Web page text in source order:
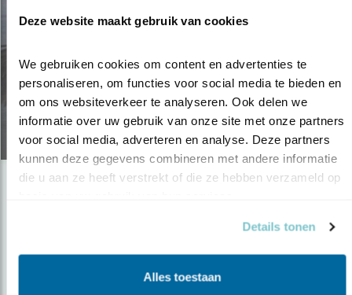
Deze website maakt gebruik van cookies
We gebruiken cookies om content en advertenties te
personaliseren, om functies voor social media te bieden en
om ons websiteverkeer te analyseren. Ook delen we
informatie over uw gebruik van onze site met onze partners
voor social media, adverteren en analyse. Deze partners
kunnen deze gegevens combineren met andere informatie
die u aan ze heeft verstrekt of die ze hebben verzameld op
Details tonen
Alles toestaan
VLIEGENDE VECHTERSBAZEN:
ROOFVOGELS IN CONFLICT
04.02.25